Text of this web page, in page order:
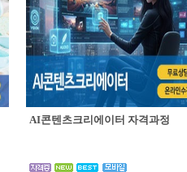
AI콘텐츠크리에이터 자격과정